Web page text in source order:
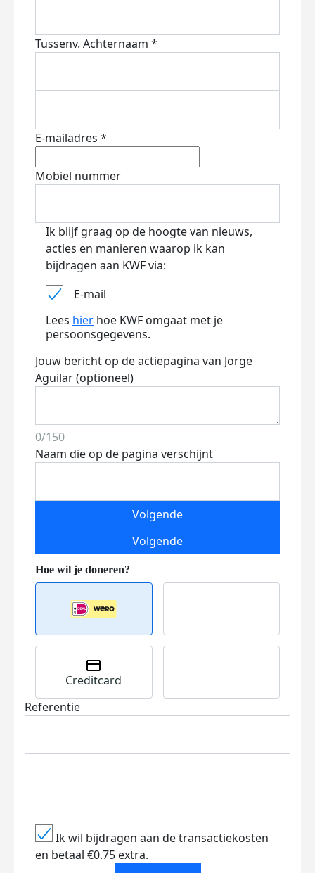
Tussenv. Achternaam *
E-mailadres *
Mobiel nummer
Ik blijf graag op de hoogte van nieuws,
acties en manieren waarop ik kan
bijdragen aan KWF via:
E-mail
Lees hier hoe KWF omgaat met je
persoonsgegevens.
Jouw bericht op de actiepagina van Jorge
Aguilar (optioneel)
0/150
Naam die op de pagina verschijnt
Volgende
Volgende
Creditcard
Referentie
Ik wil bijdragen aan de transactiekosten
en betaal €0.75 extra.